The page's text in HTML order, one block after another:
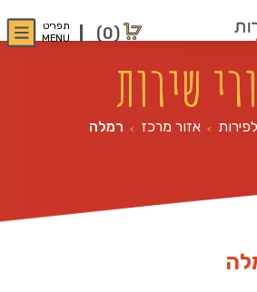
(0)
תפריט
MENU
שירות
> אזור מרכז > רמלה